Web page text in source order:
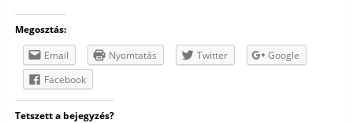
Megosztás:
Email
Nyomtatás Twitter
Google
Facebook
Tetszett a bejegyzés?